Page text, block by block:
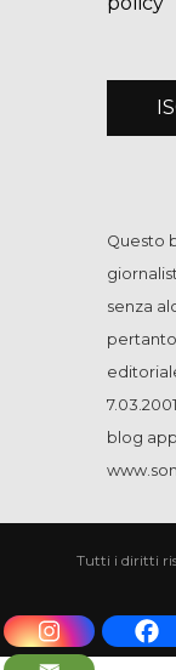
Questo
senza
blog
Tutti i diritti